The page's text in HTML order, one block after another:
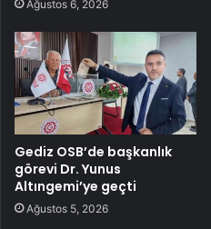
Ağustos 6, 2026
Gediz OSB’de başkanlık
görevi Dr. Yunus
Altıngemi’ye geçti
Ağustos 5, 2026